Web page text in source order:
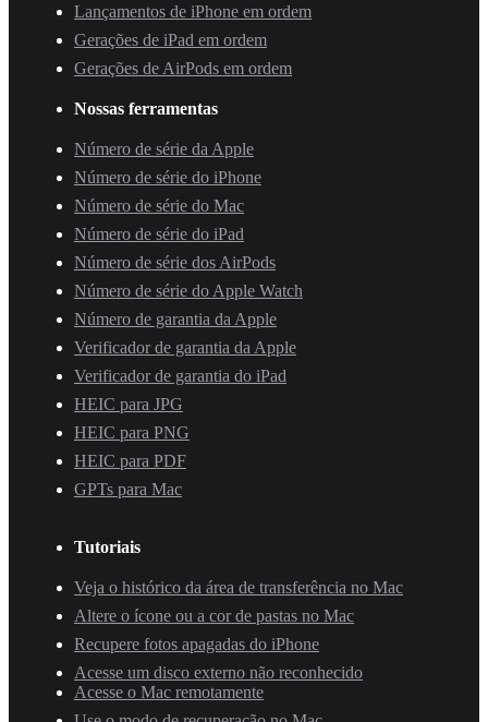
Lançamentos de iPhone em ordem
Gerações de iPad em ordem
Gerações de AirPods em ordem
Nossas ferramentas
Número de série da Apple
Número de série do iPhone
Número de série do Mac
Número de série do iPad
Número de série dos AirPods
Número de série do Apple Watch
Número de garantia da Apple
Verificador de garantia da Apple
Verificador de garantia do iPad
HEIC para JPG
HEIC para PNG
HEIC para PDF
GPTs para Mac
Tutoriais
Veja o histórico da área de transferência no Mac
Altere o ícone ou a cor de pastas no Mac
Recupere fotos apagadas do iPhone
Acesse um disco externo não reconhecido
Acesse o Mac remotamente